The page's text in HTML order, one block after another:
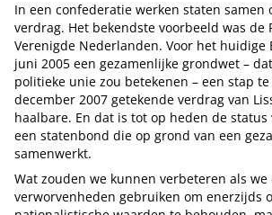
In een confederatie werken staten samen
verdrag. Het bekendste voorbeeld was de
Verenigde Nederlanden. Voor het huidige
juni 2005 een gezamenlijke grondwet –
politieke unie zou betekenen – een stap
december 2007 getekende verdrag van
haalbare. En dat is tot op heden de status
een statenbond die op grond van een
samenwerkt.
Wat zouden we kunnen verbeteren als
verworvenheden gebruiken om enerzijds